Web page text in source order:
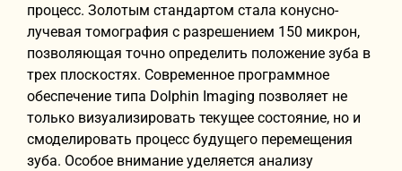
процесс. Золотым стандартом стала конусно-
лучевая томография с разрешением 150 микрон,
позволяющая точно определить положение зуба в
трех плоскостях. Современное программное
обеспечение типа Dolphin Imaging позволяет не
только визуализировать текущее состояние, но и
смоделировать процесс будущего перемещения
зуба. Особое внимание уделяется анализу